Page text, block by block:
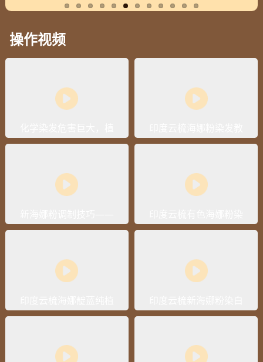
操作视频
物染发又真的靠谱吗？
学视频
如何快速调制无颗粒海
发操作流程视频
物白发染黑操作流程视
发操作流程视频